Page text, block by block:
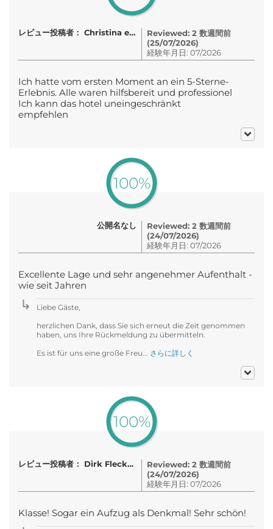
レビュー投稿者： Christina ehni clauss
Reviewed: 2 数週間前
(25/07/2026)
経験年月日: 07/2026
Ich hatte vom ersten Moment an ein 5-Sterne-
Erlebnis. Alle waren hilfsbereit und professionel
Ich kann das hotel uneingeschränkt
empfehlen
100%
公開名なし
Reviewed: 2 数週間前
(24/07/2026)
経験年月日: 07/2026
Excellente Lage und sehr angenehmer Aufenthalt -
wie seit Jahren
Liebe Gäste,
herzlichen Dank, dass Sie sich erneut die Zeit genommen
haben, uns Ihre Rückmeldung zu übermitteln.
Es ist für uns eine große Freu... さらに詳しく
100%
レビュー投稿者： Dirk Fleckenstein
Reviewed: 2 数週間前
(24/07/2026)
経験年月日: 07/2026
Klasse! Sogar ein Aufzug als Denkmal! Sehr schön!